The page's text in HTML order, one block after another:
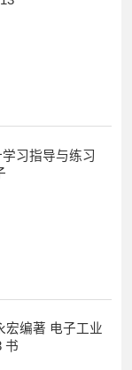
习指导与练习
宏编著 电子工业
书